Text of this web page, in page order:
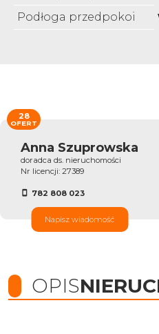
Podłoga przedpokoi
Anna Szuprowska
doradca ds. nieruchomości
Nr licencji: 27389
782 808 023
Napisz wiadomość
28
OFERT
OPIS